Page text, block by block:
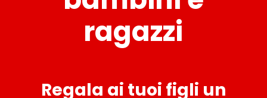
ragazzi
Regala ai tuoi figli un